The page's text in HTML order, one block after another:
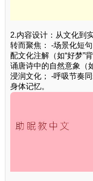
2.内容设计：从文化到
转而聚焦： -场景化短句
配文化注解（如“好梦”
诵唐诗中的自然意象（
浸润文化； -呼吸节奏
身体记忆。